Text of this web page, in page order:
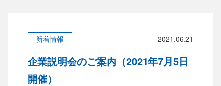
新着情報 2021.06.21
企業説明会のご案内（2021年7月5日
開催）